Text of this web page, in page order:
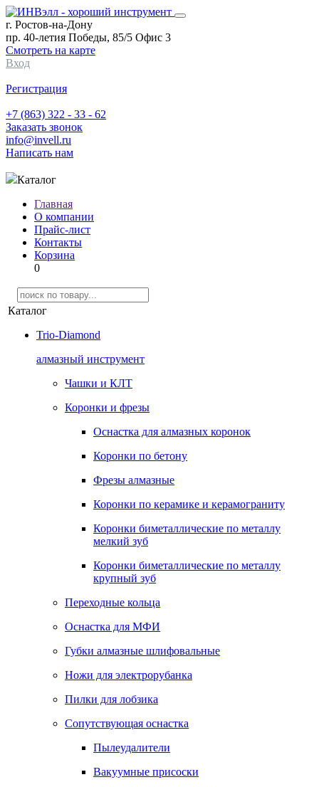
г. Ростов-на-Дону
пр. 40-летия Победы, 85/5 Офис 3
Смотреть на карте
Вход
Регистрация
+7 (863) 322 - 33 - 62
Заказать звонок
info@invell.ru
Написать нам
Каталог
Главная
О компании
Прайс-лист
Контакты
Корзина
0
Каталог
Trio-Diamond
алмазный инструмент
Чашки и КЛТ
Коронки и фрезы
Оснастка для алмазных коронок
Коронки по бетону
Фрезы алмазные
Коронки по керамике и керамограниту
Коронки биметаллические по металлу
мелкий зуб
Коронки биметаллические по металлу
крупный зуб
Переходные кольца
Оснастка для МФИ
Губки алмазные шлифовальные
Ножи для электрорубанка
Пилки для лобзика
Сопутствующая оснастка
Пылеудалители
Вакуумные присоски